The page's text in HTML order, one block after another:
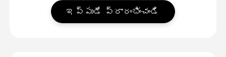
ఇప్పుడే ప్రారంభించండి